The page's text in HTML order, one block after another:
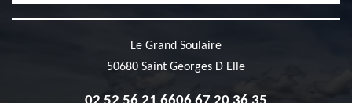
Le Grand Soulaire
50680 Saint Georges D Elle